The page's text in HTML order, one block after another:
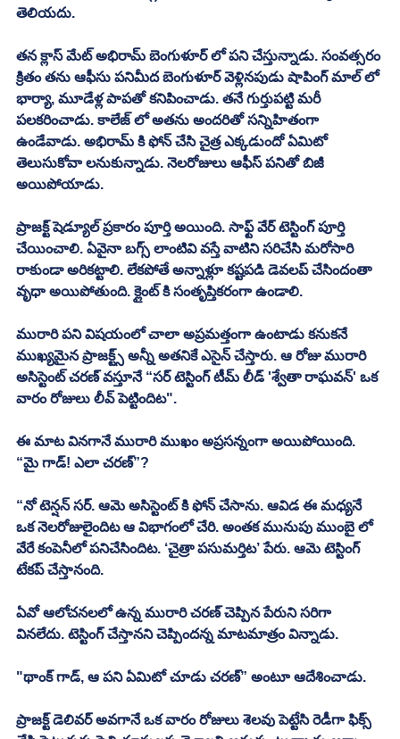
తెలియదు.
తన క్లాస్ మేట్ అభిరామ్ బెంగుళూర్ లో పని చేస్తున్నాడు. సంవత్సరం
క్రితం తను ఆఫీసు పనిమీద బెంగుళూర్ వెళ్లినపుడు షాపింగ్ మాల్ లో
భార్యా, మూడేళ్ల పాపతో కనిపించాడు. తనే గుర్తుపట్టి మరీ
పలకరించాడు. కాలేజ్ లో అతను అందరితో సన్నిహితంగా
ఉండేవాడు. అభిరామ్ కి ఫోన్ చేసి చైత్ర ఎక్కడుందో ఏమిటో
తెలుసుకోవా లనుకున్నాడు. నెలరోజులు ఆఫీస్ పనితో బిజీ
అయిపోయాడు.
ప్రాజక్ట్ షెడ్యూల్ ప్రకారం పూర్తి అయింది. సాఫ్ట్ వేర్ టెస్టింగ్ పూర్తి
చేయించాలి. ఏవైనా బగ్స్ లాంటివి వస్తే వాటిని సరిచేసి మరోసారి
రాకుండా అరికట్టాలి. లేకపోతే అన్నాళ్లూ కష్టపడి డెవలప్ చేసిందంతా
వృధా అయిపోతుంది. క్లైంట్ కి సంతృప్తికరంగా ఉండాలి.
మురారి పని విషయంలో చాలా అప్రమత్తంగా ఉంటాడు కనుకనే
ముఖ్యమైన ప్రాజక్ట్స్ అన్నీ అతనికే ఎసైన్ చేస్తారు. ఆ రోజు మురారి
అసిస్టెంట్ చరణ్ వస్తూనే “సర్ టెస్టింగ్ టీమ్ లీడ్ 'శ్వేతా రాఘవన్' ఒక
వారం రోజులు లీవ్ పెట్టిందిట".
ఈ మాట వినగానే మురారి ముఖం అప్రసన్నంగా అయిపోయింది.
“మై గాడ్! ఎలా చరణ్”?
“నో టెన్షన్ సర్. ఆమె అసిస్టెంట్ కి ఫోన్ చేసాను. ఆవిడ ఈ మధ్యనే
ఒక నెలరోజులైందిట ఆ విభాగంలో చేరి. అంతక మునుపు ముంబై లో
వేరే కంపెనీలో పనిచేసిందిట. ‘చైత్రా పసుమర్తిట’ పేరు. ఆమె టెస్టింగ్
టేకప్ చేస్తానంది.
ఏవో ఆలోచనలలో ఉన్న మురారి చరణ్ చెప్పిన పేరుని సరిగా
వినలేదు. టెస్టింగ్ చేస్తానని చెప్పిందన్న మాటమాత్రం విన్నాడు.
"థాంక్ గాడ్, ఆ పని ఏమిటో చూడు చరణ్” అంటూ ఆదేశించాడు.
ప్రాజక్ట్ డెలివర్ అవగానే ఒక వారం రోజులు శెలవు పెట్టేసి రెడీగా ఫిక్స్